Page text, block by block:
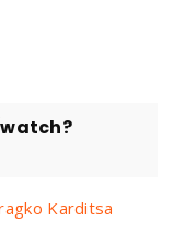
Karditsa